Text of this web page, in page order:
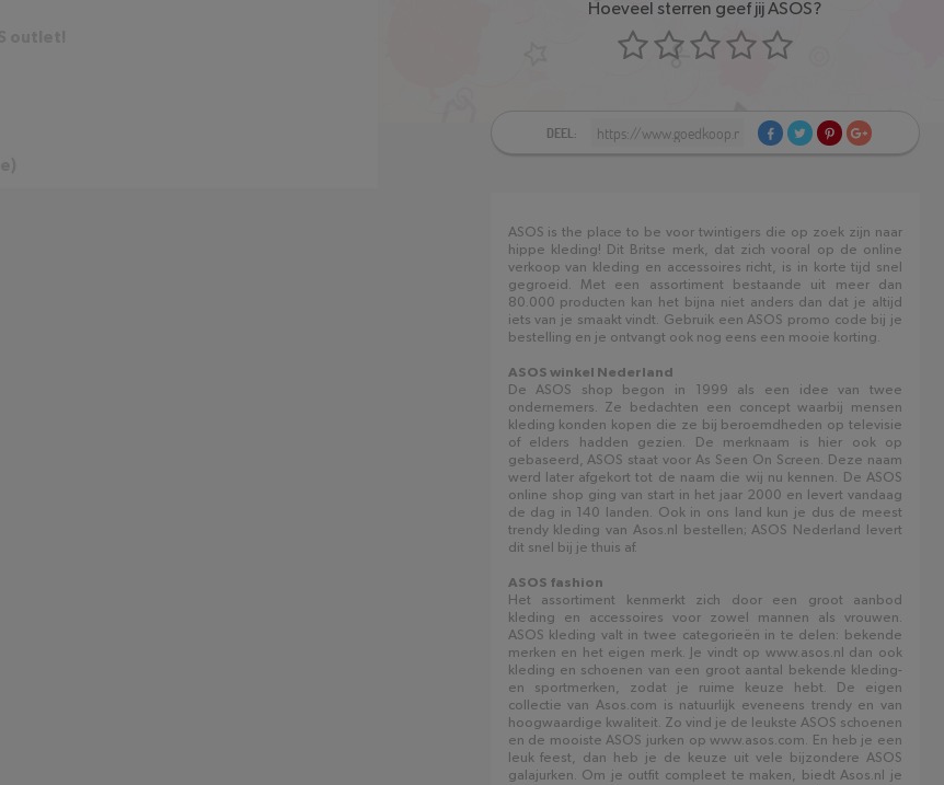
Hoeveel sterren geef jij ASOS?
DEEL:
ASOS is the place to be voor twintigers die op zoek zijn naar
hippe kleding! Dit Britse merk, dat zich vooral op de online
verkoop van kleding en accessoires richt, is in korte tijd snel
gegroeid. Met een assortiment bestaande uit meer dan
80.000 producten kan het bijna niet anders dan dat je altijd
iets van je smaakt vindt. Gebruik een ASOS promo code bij je
bestelling en je ontvangt ook nog eens een mooie korting.
ASOS winkel Nederland
De ASOS shop begon in 1999 als een idee van twee
ondernemers. Ze bedachten een concept waarbij mensen
kleding konden kopen die ze bij beroemdheden op televisie
of elders hadden gezien. De merknaam is hier ook op
gebaseerd, ASOS staat voor As Seen On Screen. Deze naam
werd later afgekort tot de naam die wij nu kennen. De ASOS
online shop ging van start in het jaar 2000 en levert vandaag
de dag in 140 landen. Ook in ons land kun je dus de meest
trendy kleding van Asos.nl bestellen; ASOS Nederland levert
dit snel bij je thuis af.
ASOS fashion
Het assortiment kenmerkt zich door een groot aanbod
kleding en accessoires voor zowel mannen als vrouwen.
ASOS kleding valt in twee categorieën in te delen: bekende
merken en het eigen merk. Je vindt op www.asos.nl dan ook
kleding en schoenen van een groot aantal bekende kleding-
en sportmerken, zodat je ruime keuze hebt. De eigen
collectie van Asos.com is natuurlijk eveneens trendy en van
hoogwaardige kwaliteit. Zo vind je de leukste ASOS schoenen
en de mooiste ASOS jurken op www.asos.com. En heb je een
leuk feest, dan heb je de keuze uit vele bijzondere ASOS
galajurken. Om je outfit compleet te maken, biedt Asos.nl je